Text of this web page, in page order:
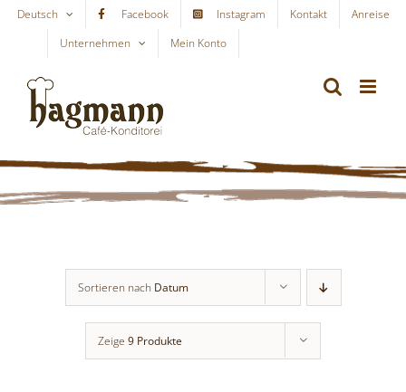
Skip
content
Deutsch Facebook Instagram Kontakt
Anreise
Unternehmen
Mein Konto
Sortieren nach Datum
Zeige 9 Produkte